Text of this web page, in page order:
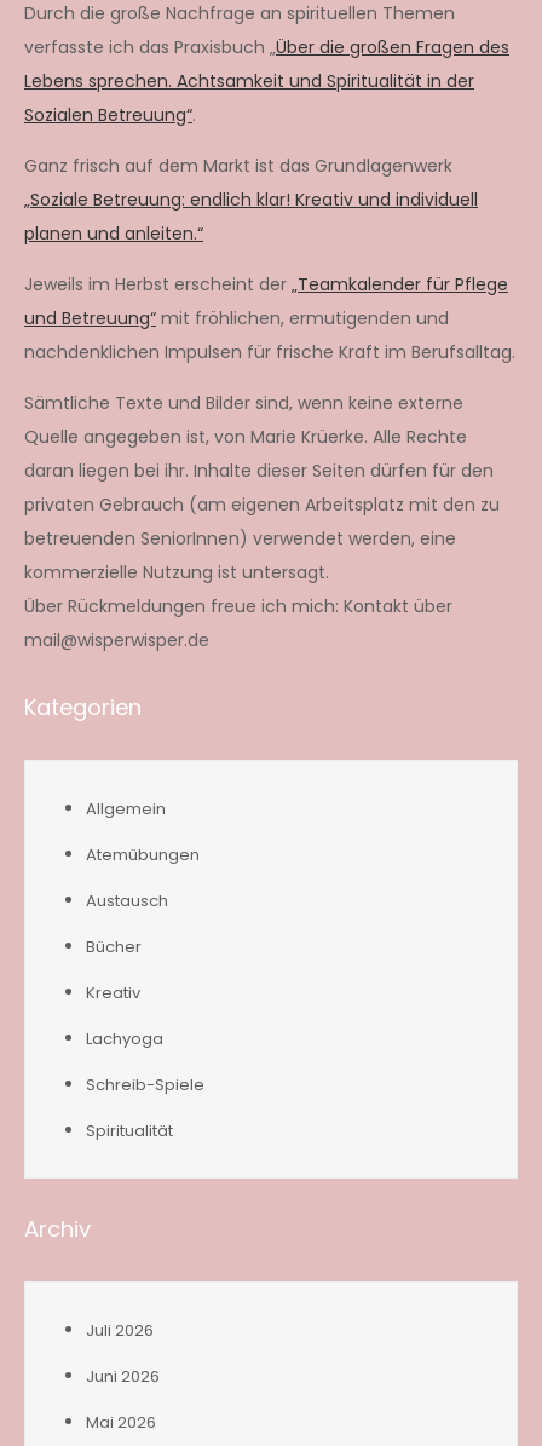
Durch die große Nachfrage an spirituellen Themen
verfasste ich das Praxisbuch „Über die großen Fragen des
Lebens sprechen. Achtsamkeit und Spiritualität in der
Sozialen Betreuung“.
Ganz frisch auf dem Markt ist das Grundlagenwerk
„Soziale Betreuung: endlich klar! Kreativ und individuell
planen und anleiten.“
Jeweils im Herbst erscheint der „Teamkalender für Pflege
und Betreuung“ mit fröhlichen, ermutigenden und
nachdenklichen Impulsen für frische Kraft im Berufsalltag.
Sämtliche Texte und Bilder sind, wenn keine externe
Quelle angegeben ist, von Marie Krüerke. Alle Rechte
daran liegen bei ihr. Inhalte dieser Seiten dürfen für den
privaten Gebrauch (am eigenen Arbeitsplatz mit den zu
betreuenden SeniorInnen) verwendet werden, eine
kommerzielle Nutzung ist untersagt.
Über Rückmeldungen freue ich mich: Kontakt über
mail@wisperwisper.de
Kategorien
Allgemein
Atemübungen
Austausch
Bücher
Kreativ
Lachyoga
Schreib-Spiele
Spiritualität
Archiv
Juli 2026
Juni 2026
Mai 2026